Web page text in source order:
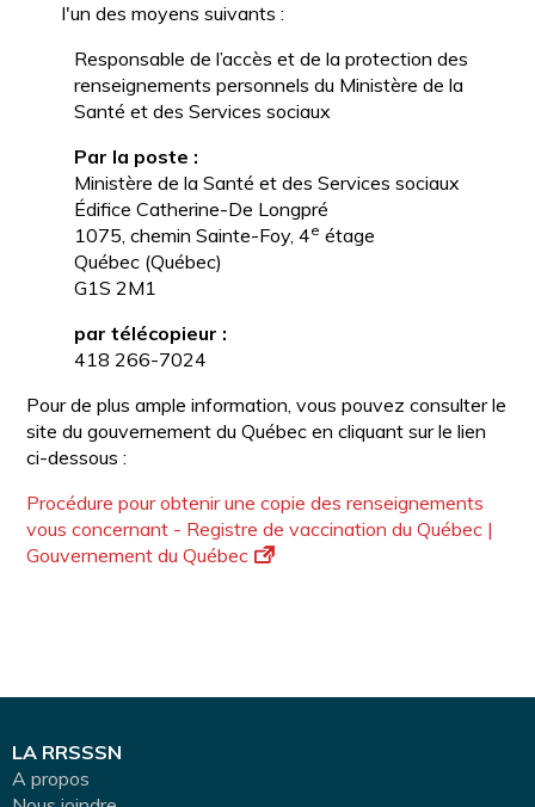
l'un des moyens suivants :
Responsable de l’accès et de la protection des
renseignements personnels du Ministère de la
Santé et des Services sociaux
Par la poste :
Ministère de la Santé et des Services sociaux
Édifice Catherine-De Longpré
1075, chemin Sainte-Foy, 4e étage
Québec (Québec)
G1S 2M1
par télécopieur :
418 266-7024
Pour de plus ample information, vous pouvez consulter le
site du gouvernement du Québec en cliquant sur le lien
ci-dessous :
Procédure pour obtenir une copie des renseignements
vous concernant - Registre de vaccination du Québec |
Gouvernement du Québec
LA RRSSSN
A propos